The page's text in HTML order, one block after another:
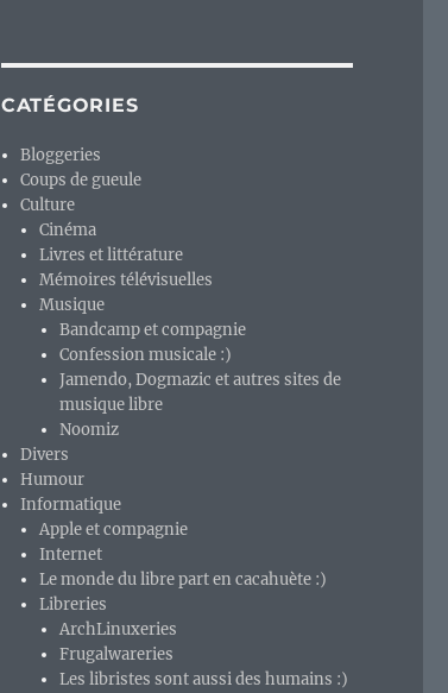
CATÉGORIES
Bloggeries
Coups de gueule
Culture
Cinéma
Livres et littérature
Mémoires télévisuelles
Musique
Bandcamp et compagnie
Confession musicale :)
Jamendo, Dogmazic et autres sites de
musique libre
Noomiz
Divers
Humour
Informatique
Apple et compagnie
Internet
Le monde du libre part en cacahuète :)
Libreries
ArchLinuxeries
Frugalwareries
Les libristes sont aussi des humains :)